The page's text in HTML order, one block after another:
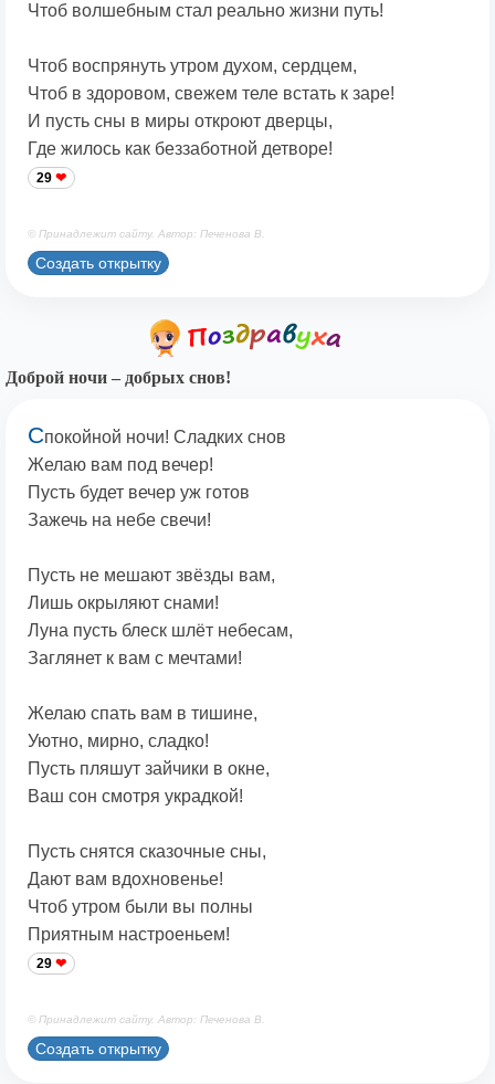
Чтоб волшебным стал реально жизни путь!
Чтоб воспрянуть утром духом, сердцем,
Чтоб в здоровом, свежем теле встать к заре!
И пусть сны в миры откроют дверцы,
Где жилось как беззаботной детворе!
29
© Принадлежит сайту. Автор: Печенова В.
Создать открытку
Доброй ночи – добрых снов!
Спокойной ночи! Сладких снов
Желаю вам под вечер!
Пусть будет вечер уж готов
Зажечь на небе свечи!
Пусть не мешают звёзды вам,
Лишь окрыляют снами!
Луна пусть блеск шлёт небесам,
Заглянет к вам с мечтами!
Желаю спать вам в тишине,
Уютно, мирно, сладко!
Пусть пляшут зайчики в окне,
Ваш сон смотря украдкой!
Пусть снятся сказочные сны,
Дают вам вдохновенье!
Чтоб утром были вы полны
Приятным настроеньем!
29
© Принадлежит сайту. Автор: Печенова В.
Создать открытку